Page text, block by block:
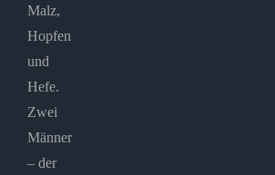
Malz,
Hopfen
und
Hefe.
Zwei
Männer
– der